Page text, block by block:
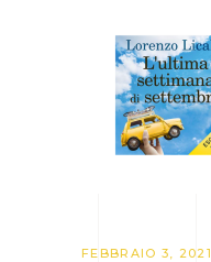
FEBBRAIO 3, 2021